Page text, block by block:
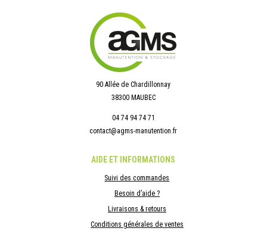
90 Allée de Chardillonnay
38300 MAUBEC
04 74 94 74 71
contact@agms-manutention.fr
AIDE ET INFORMATIONS
Suivi des commandes
Besoin d’aide ?
Livraisons & retours
Conditions générales de ventes